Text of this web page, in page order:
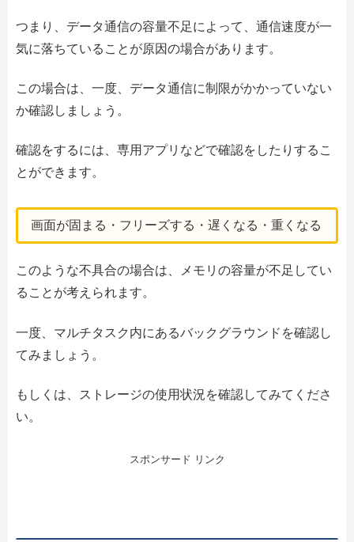
つまり、データ通信の容量不足によって、通信速度が一
気に落ちていることが原因の場合があります。
この場合は、一度、データ通信に制限がかかっていない
か確認しましょう。
確認をするには、専用アプリなどで確認をしたりするこ
とができます。
画面が固まる・フリーズする・遅くなる・重くなる
このような不具合の場合は、メモリの容量が不足してい
ることが考えられます。
一度、マルチタスク内にあるバックグラウンドを確認し
てみましょう。
もしくは、ストレージの使用状況を確認してみてくださ
い。
スポンサード リンク